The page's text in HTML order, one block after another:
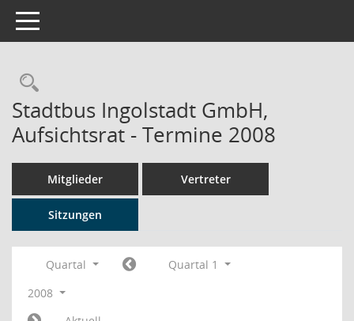
Toggle navigation
Rechercheauswahl
Stadtbus Ingolstadt GmbH,
Aufsichtsrat - Termine 2008
Mitglieder Vertreter
Sitzungen
Quartal
Quartal 1
2008